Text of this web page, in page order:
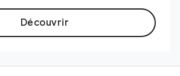
Découvrir